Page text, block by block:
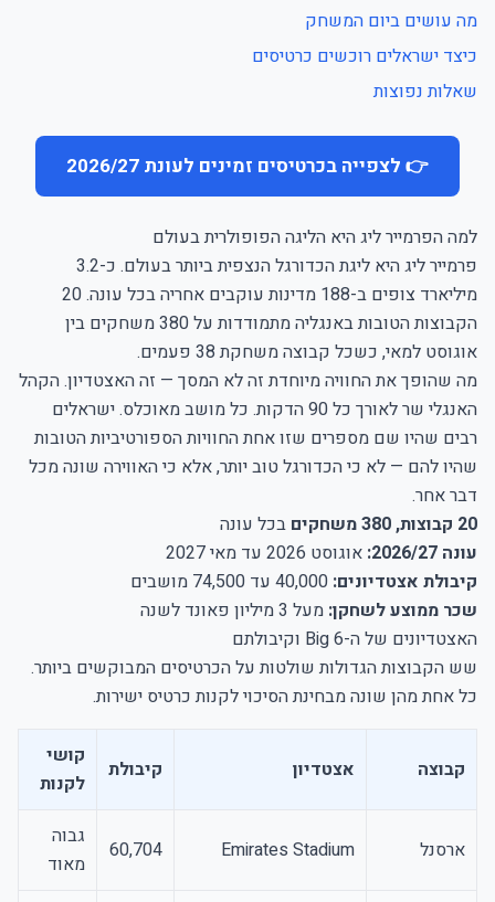
מה עושים ביום המשחק
כיצד ישראלים רוכשים כרטיסים
שאלות נפוצות
👉 לצפייה בכרטיסים זמינים לעונת 2026/27
למה הפרמייר ליג היא הליגה הפופולרית בעולם
פרמייר ליג היא ליגת הכדורגל הנצפית ביותר בעולם. כ-3.2
מיליארד צופים ב-188 מדינות עוקבים אחריה בכל עונה. 20
הקבוצות הטובות באנגליה מתמודדות על 380 משחקים בין
אוגוסט למאי, כשכל קבוצה משחקת 38 פעמים.
מה שהופך את החוויה מיוחדת זה לא המסך — זה האצטדיון. הקהל
האנגלי שר לאורך כל 90 הדקות. כל מושב מאוכלס. ישראלים
רבים שהיו שם מספרים שזו אחת החוויות הספורטיביות הטובות
שהיו להם — לא כי הכדורגל טוב יותר, אלא כי האווירה שונה מכל
דבר אחר.
20 קבוצות, 380 משחקים
בכל עונה
עונה 2026/27:
אוגוסט 2026 עד מאי 2027
קיבולת אצטדיונים:
שכר ממוצע לשחקן: מעל 3 מיליון פאונד לשנה
האצטדיונים של ה-Big 6 וקיבולתם
שש הקבוצות הגדולות שולטות על הכרטיסים המבוקשים ביותר.
כל אחת מהן שונה מבחינת הסיכוי לקנות כרטיס ישירות.
קבוצה אצטדיון קיבולת
קושי
לקנות
ארסנל Emirates Stadium
60,704
גבוה
מאוד